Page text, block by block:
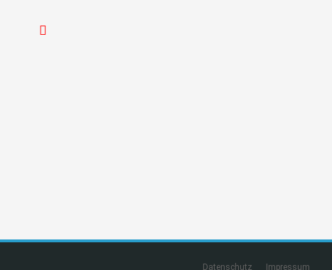
Datenschutz Impressum